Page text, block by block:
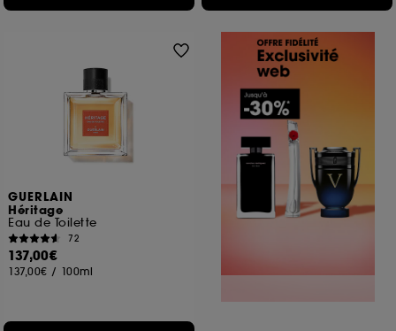
GUERLAIN
Héritage
Eau de Toilette
72
137,00€
137,00€ / 100ml